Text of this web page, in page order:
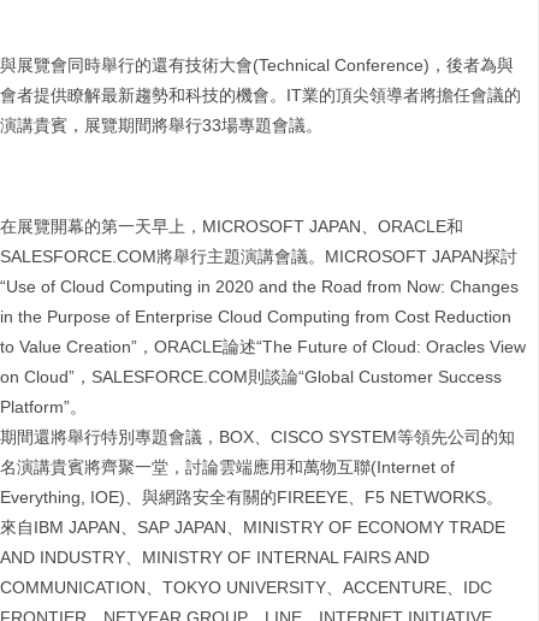
與展覽會同時舉行的還有技術大會(Technical Conference)，後者為與
會者提供瞭解最新趨勢和科技的機會。IT業的頂尖領導者將擔任會議的
演講貴賓，展覽期間將舉行33場專題會議。
在展覽開幕的第一天早上，MICROSOFT JAPAN、ORACLE和
SALESFORCE.COM將舉行主題演講會議。MICROSOFT JAPAN探討
“Use of Cloud Computing in 2020 and the Road from Now: Changes
in the Purpose of Enterprise Cloud Computing from Cost Reduction
to Value Creation”，ORACLE論述“The Future of Cloud: Oracles View
on Cloud”，SALESFORCE.COM則談論“Global Customer Success
Platform”。
期間還將舉行特別專題會議，BOX、CISCO SYSTEM等領先公司的知
名演講貴賓將齊聚一堂，討論雲端應用和萬物互聯(Internet of
Everything, IOE)、與網路安全有關的FIREEYE、F5 NETWORKS。
來自IBM JAPAN、SAP JAPAN、MINISTRY OF ECONOMY TRADE
AND INDUSTRY、MINISTRY OF INTERNAL FAIRS AND
COMMUNICATION、TOKYO UNIVERSITY、ACCENTURE、IDC